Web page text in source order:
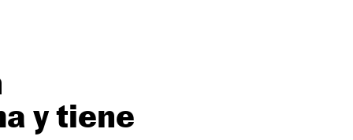
y tiene